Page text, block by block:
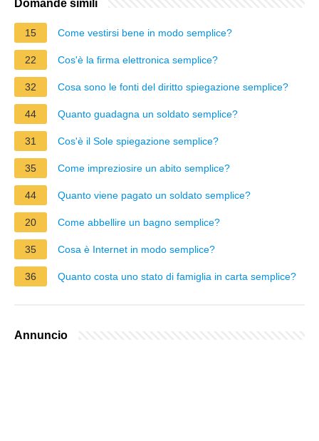
Domande simili
15 Come vestirsi bene in modo semplice?
22 Cos'è la firma elettronica semplice?
32 Cosa sono le fonti del diritto spiegazione semplice?
44 Quanto guadagna un soldato semplice?
31 Cos'è il Sole spiegazione semplice?
35 Come impreziosire un abito semplice?
44 Quanto viene pagato un soldato semplice?
20 Come abbellire un bagno semplice?
35 Cosa è Internet in modo semplice?
36 Quanto costa uno stato di famiglia in carta semplice?
Annuncio